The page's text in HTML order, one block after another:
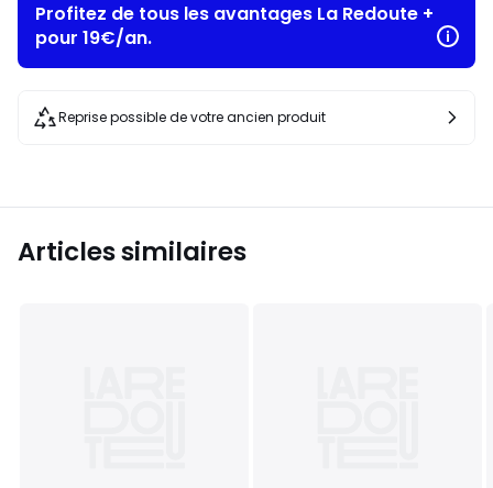
Profitez de tous les avantages La Redoute +
pour 19€/an.
Reprise possible de votre ancien produit
Articles similaires